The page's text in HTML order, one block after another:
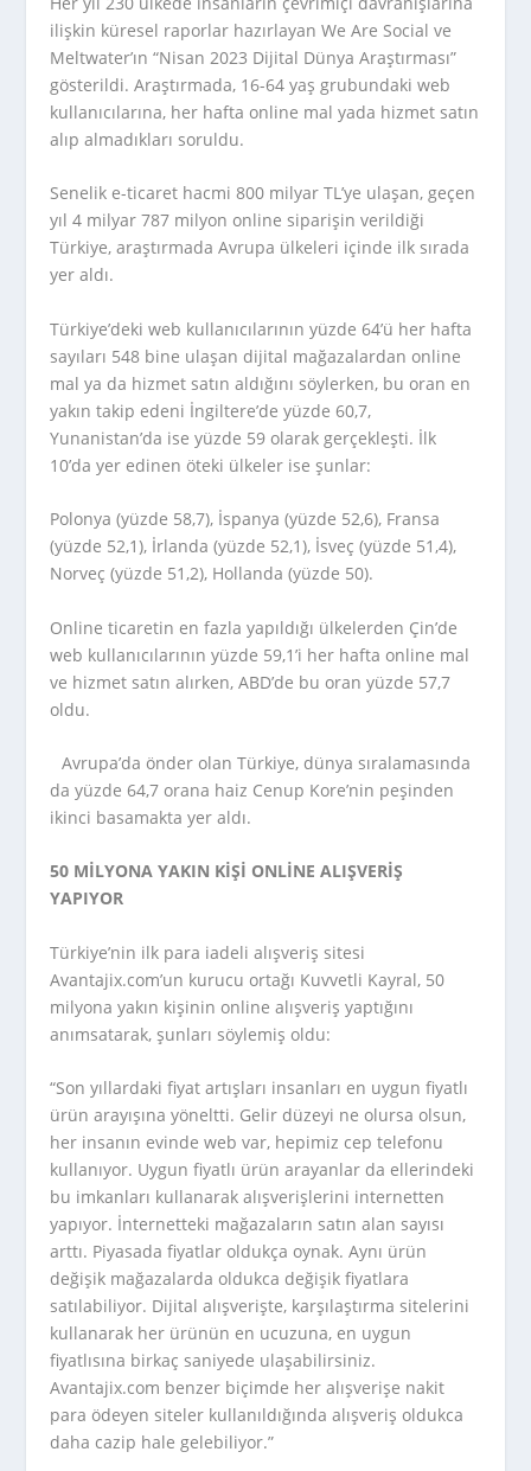
ilişkin küresel raporlar hazırlayan We Are Social ve
Meltwater’ın “Nisan 2023 Dijital Dünya Araştırması”
gösterildi. Araştırmada, 16-64 yaş grubundaki web
kullanıcılarına, her hafta online mal yada hizmet satın
alıp almadıkları soruldu.
Senelik e-ticaret hacmi 800 milyar TL’ye ulaşan, geçen
yıl 4 milyar 787 milyon online siparişin verildiği
Türkiye, araştırmada Avrupa ülkeleri içinde ilk sırada
yer aldı.
Türkiye’deki web kullanıcılarının yüzde 64’ü her hafta
sayıları 548 bine ulaşan dijital mağazalardan online
mal ya da hizmet satın aldığını söylerken, bu oran en
yakın takip edeni İngiltere’de yüzde 60,7,
Yunanistan’da ise yüzde 59 olarak gerçekleşti. İlk
10’da yer edinen öteki ülkeler ise şunlar:
Polonya (yüzde 58,7), İspanya (yüzde 52,6), Fransa
(yüzde 52,1), İrlanda (yüzde 52,1), İsveç (yüzde 51,4),
Norveç (yüzde 51,2), Hollanda (yüzde 50).
Online ticaretin en fazla yapıldığı ülkelerden Çin’de
web kullanıcılarının yüzde 59,1’i her hafta online mal
ve hizmet satın alırken, ABD’de bu oran yüzde 57,7
oldu.
Avrupa’da önder olan Türkiye, dünya sıralamasında
da yüzde 64,7 orana haiz Cenup Kore’nin peşinden
ikinci basamakta yer aldı.
50 MİLYONA YAKIN KİŞİ ONLİNE ALIŞVERİŞ
YAPIYOR
Türkiye’nin ilk para iadeli alışveriş sitesi
Avantajix.com’un kurucu ortağı Kuvvetli Kayral, 50
milyona yakın kişinin online alışveriş yaptığını
anımsatarak, şunları söylemiş oldu:
“Son yıllardaki fiyat artışları insanları en uygun fiyatlı
ürün arayışına yöneltti. Gelir düzeyi ne olursa olsun,
her insanın evinde web var, hepimiz cep telefonu
kullanıyor. Uygun fiyatlı ürün arayanlar da ellerindeki
bu imkanları kullanarak alışverişlerini internetten
yapıyor. İnternetteki mağazaların satın alan sayısı
arttı. Piyasada fiyatlar oldukça oynak. Aynı ürün
değişik mağazalarda oldukca değişik fiyatlara
satılabiliyor. Dijital alışverişte, karşılaştırma sitelerini
kullanarak her ürünün en ucuzuna, en uygun
fiyatlısına birkaç saniyede ulaşabilirsiniz.
Avantajix.com benzer biçimde her alışverişe nakit
para ödeyen siteler kullanıldığında alışveriş oldukca
daha cazip hale gelebiliyor.”